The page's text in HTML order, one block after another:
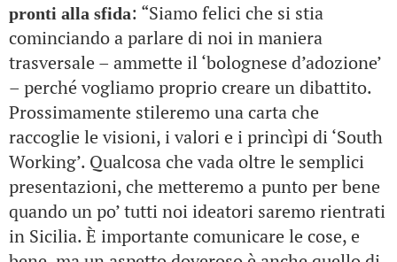
pronti alla sfida: “Siamo felici che si stia
cominciando a parlare di noi in maniera
trasversale – ammette il ‘bolognese d’adozione’
– perché vogliamo proprio creare un dibattito.
Prossimamente stileremo una carta che
raccoglie le visioni, i valori e i princìpi di ‘South
Working’. Qualcosa che vada oltre le semplici
presentazioni, che metteremo a punto per bene
quando un po’ tutti noi ideatori saremo rientrati
in Sicilia. È importante comunicare le cose, e